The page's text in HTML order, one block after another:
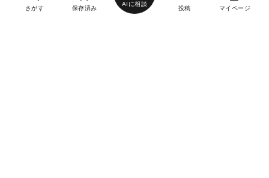
さがす 保存済み
AIに相談
投稿 マイページ